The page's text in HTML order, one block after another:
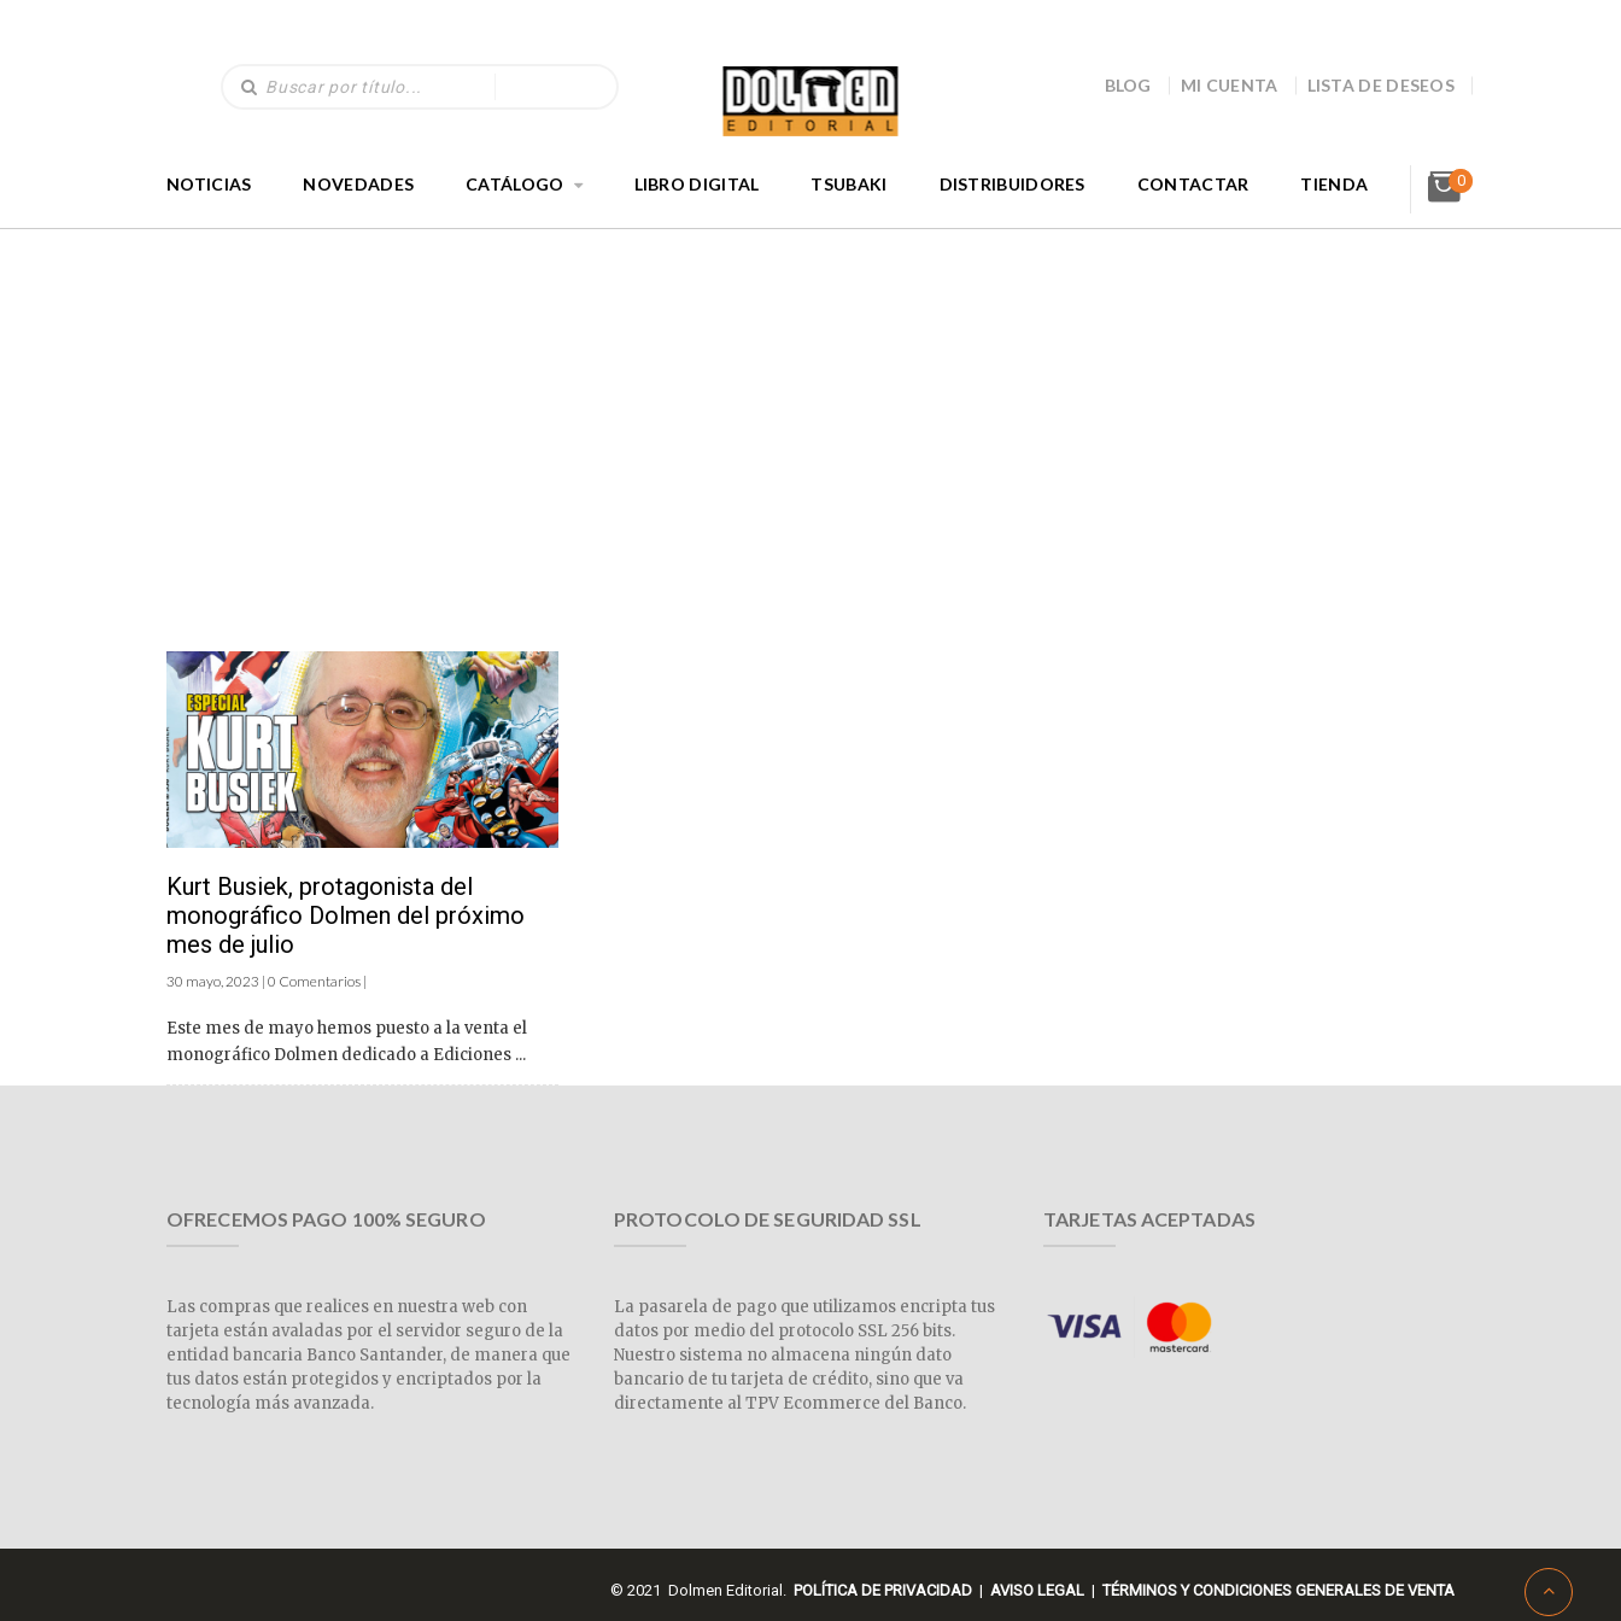
BLOG MI CUENTA LISTA DE DESEOS
NOTICIAS NOVEDADES CATÁLOGO LIBRO DIGITAL TSUBAKI DISTRIBUIDORES CONTACTAR TIENDA 0
Kurt Busiek, protagonista del
monográfico Dolmen del próximo
mes de julio
30 mayo, 2023 | 0 Comentarios |
Este mes de mayo hemos puesto a la venta el
monográfico Dolmen dedicado a Ediciones ...
OFRECEMOS PAGO 100% SEGURO
Las compras que realices en nuestra web con
tarjeta están avaladas por el servidor seguro de la
entidad bancaria Banco Santander, de manera que
tus datos están protegidos y encriptados por la
tecnología más avanzada.
PROTOCOLO DE SEGURIDAD SSL
La pasarela de pago que utilizamos encripta tus
datos por medio del protocolo SSL 256 bits.
Nuestro sistema no almacena ningún dato
bancario de tu tarjeta de crédito, sino que va
directamente al TPV Ecommerce del Banco.
TARJETAS ACEPTADAS
© 2021 Dolmen Editorial. POLÍTICA DE PRIVACIDAD | AVISO LEGAL |TÉRMINOS Y CONDICIONES GENERALES DE VENTA